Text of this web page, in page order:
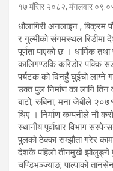
१७ मंसिर २०८२, मंगलवार
धौलागिरी अनलाइन , बिक्रम
र गुल्मीको संगमस्थल रिडीमा
पूर्णता पाएको छ । धार्मिक
कालिगण्डकि करिडोर पक्कि
पर्यटक को दिनहुँ घुईचो लाग्ने
उक्त पुल निर्माण का लागि तिन
बाटो, रुबिना, मना जेबीले
थिए । निर्माण कम्पनीले नौ
स्थानीय पूर्वाधार विभाग
पुलको ठेक्का सम्झौता गरेर
देशकै पहिलो तीनमुखे झोलुङ्गे
चण्डिभञ्ज्याङ, पाल्पाको